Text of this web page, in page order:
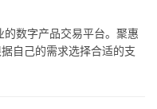
数字产品交易平台。聚惠
自己的需求选择合适的支